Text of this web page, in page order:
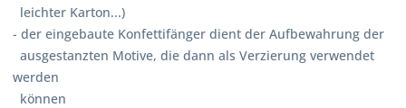
leichter Karton...)
- der eingebaute Konfettifänger dient der Aufbewahrung der
ausgestanzten Motive, die dann als Verzierung verwendet
werden
können